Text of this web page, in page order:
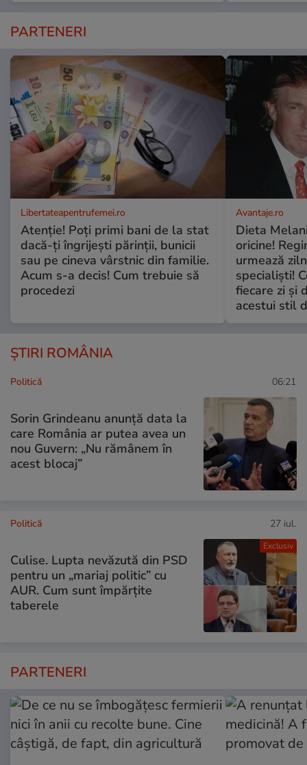
PARTENERI
Libertateapentrufemei.ro
Atenție! Poți primi bani de la stat
dacă-ți îngrijești părinții, bunicii
sau pe cineva vârstnic din familie.
Acum s-a decis! Cum trebuie să
procedezi
Avantaje.ro
Dieta
oricine!
urmează
specialiști!
fiecare zi și
acestui stil
ȘTIRI ROMÂNIA
Politică 06:21
Sorin Grindeanu anunță data la
care România ar putea avea un
nou Guvern: „Nu rămânem în
acest blocaj”
Exclusiv
Politică 27 iul.
Culise. Lupta nevăzută din PSD
pentru un „mariaj politic” cu
AUR. Cum sunt împărțite
taberele
PARTENERI